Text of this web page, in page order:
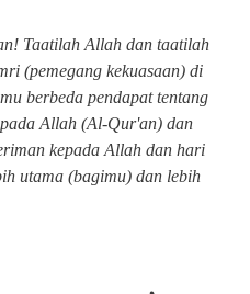
Taatilah Allah dan taatilah
(pemegang kekuasaan) di
berbeda pendapat tentang
Allah (Al-Qur'an) dan
kepada Allah dan hari
utama (bagimu) dan lebih